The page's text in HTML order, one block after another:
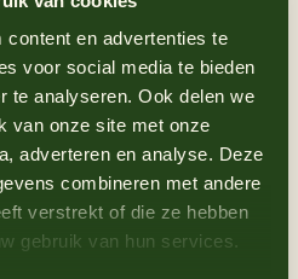
en advertenties te
voor social media te bieden
te analyseren. Ook delen we
van onze site met onze
adverteren en analyse. Deze
combineren met andere
verstrekt of die ze hebben
gebruik van hun services.
we jou ook om je Scope
maken.
product, maar ook een
jouw ESG-verhaal richting